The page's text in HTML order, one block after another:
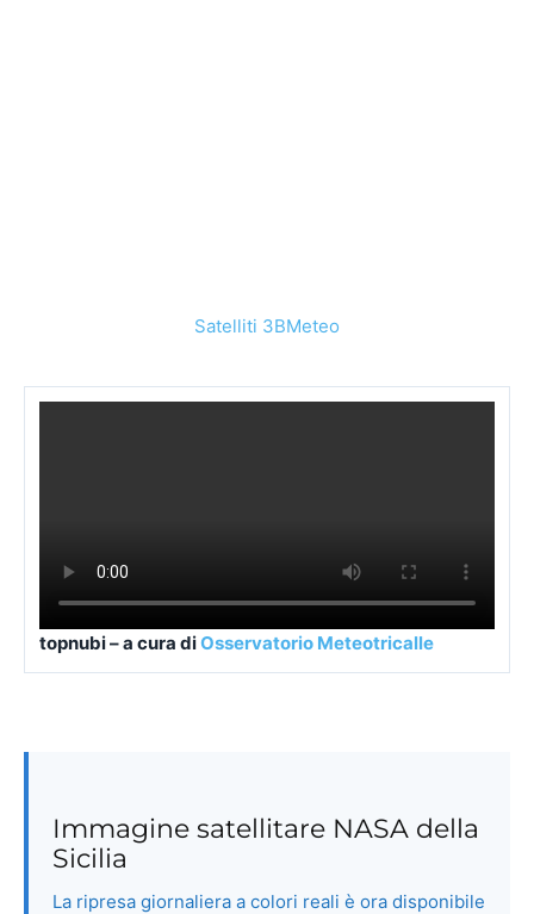
Satelliti 3BMeteo
topnubi – a cura diOsservatorio Meteotricalle
Immagine satellitare NASA della
Sicilia
La ripresa giornaliera a colori reali è ora disponibile